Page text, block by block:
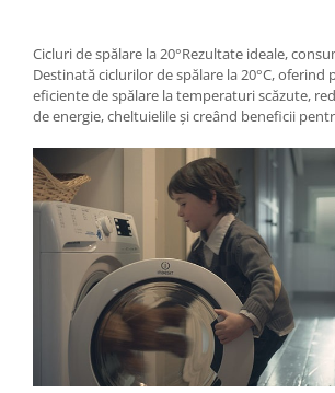
Cicluri de spălare la 20°Rezultate ideale,
Destinată ciclurilor de spălare la 20°C, oferind
eficiente de spălare la temperaturi scăzute,
de energie, cheltuielile și creând beneficii